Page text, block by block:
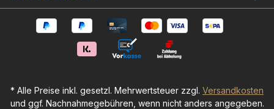
* Alle Preise inkl. gesetzl. Mehrwertsteuer zzgl. Versandkosten
und ggf. Nachnahmegebühren, wenn nicht anders angegeben.